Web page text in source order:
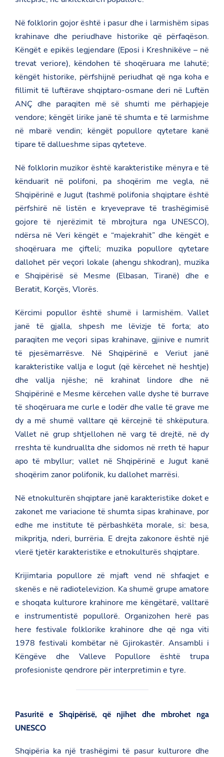
Në folklorin gojor është i pasur dhe i larmishëm sipas
krahinave dhe periudhave historike që përfaqëson.
Këngët e epikës legjendare (Eposi i Kreshnikëve – në
trevat veriore), këndohen të shoqëruara me lahutë;
këngët historike, përfshijnë periudhat që nga koha e
fillimit të luftërave shqiptaro-osmane deri në Luftën
ANÇ dhe paraqiten më së shumti me përhapjeje
vendore; këngët lirike janë të shumta e të larmishme
në mbarë vendin; këngët popullore qytetare kanë
tipare të dallueshme sipas qyteteve.
Në folklorin muzikor është karakteristike mënyra e të
kënduarit në polifoni, pa shoqërim me vegla, në
Shqipërinë e Jugut (tashmë polifonia shqiptare është
përfshirë në listën e kryeveprave të trashëgimisë
gojore të njerëzimit të mbrojtura nga UNESCO),
ndërsa në Veri këngët e “majekrahit” dhe këngët e
shoqëruara me çifteli; muzika popullore qytetare
dallohet për veçori lokale (ahengu shkodran), muzika
e Shqipërisë së Mesme (Elbasan, Tiranë) dhe e
Beratit, Korçës, Vlorës.
Kërcimi popullor është shumë i larmishëm. Vallet
janë të gjalla, shpesh me lëvizje të forta; ato
paraqiten me veçori sipas krahinave, gjinive e numrit
të pjesëmarrësve. Në Shqipërinë e Veriut janë
karakteristike vallja e logut (që kërcehet në heshtje)
dhe vallja njëshe; në krahinat lindore dhe në
Shqipërinë e Mesme kërcehen valle dyshe të burrave
të shoqëruara me curle e lodër dhe valle të grave me
dy a më shumë valltare që kërcejnë të shkëputura.
Vallet në grup shtjellohen në varg të drejtë, në dy
rreshta të kundruallta dhe sidomos në rreth të hapur
apo të mbyllur; vallet në Shqipërinë e Jugut kanë
shoqërim zanor polifonik, ku dallohet marrësi.
Në etnokulturën shqiptare janë karakteristike doket e
zakonet me variacione të shumta sipas krahinave, por
edhe me institute të përbashkëta morale, si: besa,
mikpritja, nderi, burrëria. E drejta zakonore është një
vlerë tjetër karakteristike e etnokulturës shqiptare.
Krijimtaria popullore zë mjaft vend në shfaqjet e
skenës e në radiotelevizion. Ka shumë grupe amatore
e shoqata kulturore krahinore me këngëtarë, valltarë
e instrumentistë popullorë. Organizohen herë pas
here festivale folklorike krahinore dhe që nga viti
1978 festivali kombëtar në Gjirokastër. Ansambli i
Këngëve dhe Valleve Popullore është trupa
profesioniste qendrore për interpretimin e tyre.
Pasuritë e Shqipërisë, që njihet dhe mbrohet nga
UNESCO
Shqipëria ka një trashëgimi të pasur kulturore dhe